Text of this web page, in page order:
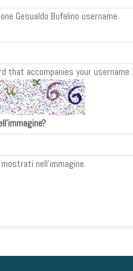
Gesualdo Bufalino username.
that accompanies your username.
nell'immagine.